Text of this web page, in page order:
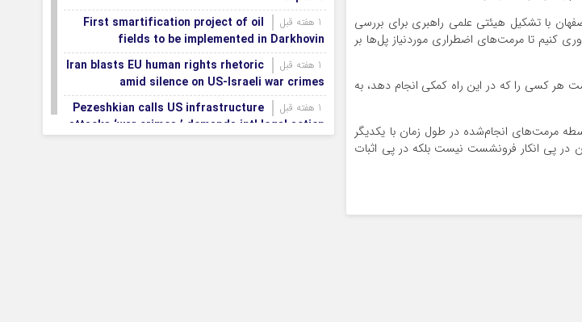
با تشکیل هیئتی علمی راهبری برای بررسی
تا مرمت‌های اضطراری موردنیاز پل‌ها بر
هر کسی را که در این راه کمکی انجام دهد، به
مرمت‌های انجام‌شده در طول زمان با یکدیگر
در پی انکار فرونشست نیست بلکه در پی اثبات
First smartification project of oil
fields to be implemented in Darkhovin
Iran blasts EU human rights rhetoric
amid silence on US-Israeli war crimes
Pezeshkian calls US infrastructure
attacks ‘war crimes,’ demands intl legal action